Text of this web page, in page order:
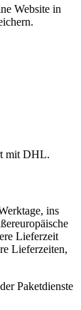
Website in
mit DHL.
ins
Lieferzeit
Lieferzeiten,
Paketdienste